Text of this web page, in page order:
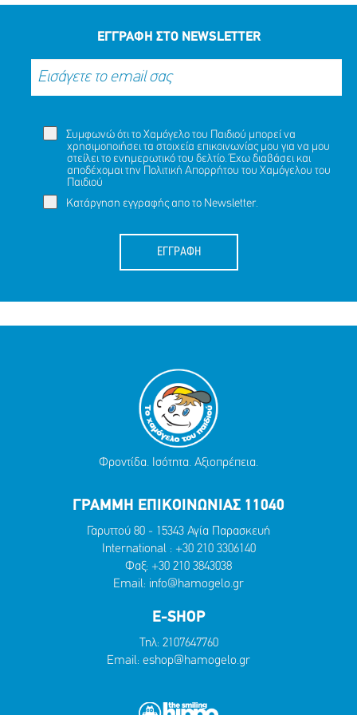
ΕΓΓΡΑΦΗ ΣΤΟ NEWSLETTER
Συμφωνώ ότι το Χαμόγελο του Παιδιού μπορεί να
χρησιμοποιήσει τα στοιχεία επικοινωνίας μου για να μου
στείλει το ενημερωτικό του δελτίο. Έχω διαβάσει και
αποδέχομαι την Πολιτική Απορρήτου του Χαμόγελου του
Παιδιού
Κατάργηση εγγραφής απο το Newsletter.
ΕΓΓΡΑΦΗ
Φροντίδα. Ισότητα. Αξιοπρέπεια.
ΓΡΑΜΜΗ ΕΠΙΚΟΙΝΩΝΙΑΣ 11040
Γαρυττού 80 - 15343 Αγία Παρασκευή
International : +30 210 3306140
Φαξ: +30 210 3843038
Email: info@hamogelo.gr
E-SHOP
Τηλ: 2107647760
Email: eshop@hamogelo.gr